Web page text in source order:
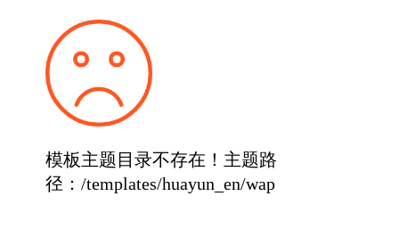
模板主题目录不存在！主题路
径：/templates/huayun_en/wap